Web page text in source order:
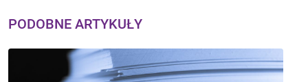
PODOBNE ARTYKUŁY